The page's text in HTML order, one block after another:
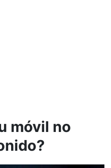
móvil no